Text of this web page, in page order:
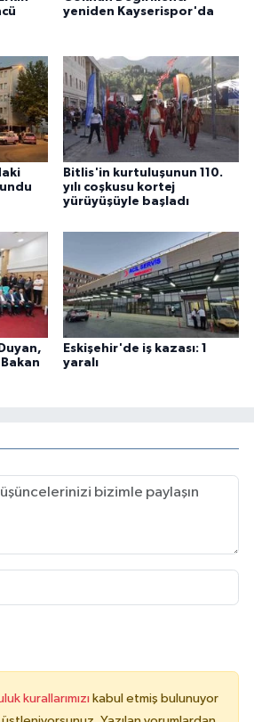
yeniden Kayserispor'da
Bitlis'in kurtuluşunun 110.
yılı coşkusu kortej
yürüyüşüyle başladı
Eskişehir'de iş kazası: 1
yaralı
kurallarımızı kabul etmiş bulunuyor